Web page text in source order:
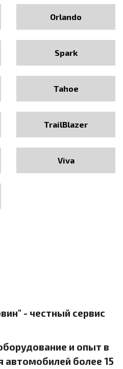
Orlando
Spark
Tahoe
TrailBlazer
Viva
- честный сервис
и опыт в
автомобилей более 15